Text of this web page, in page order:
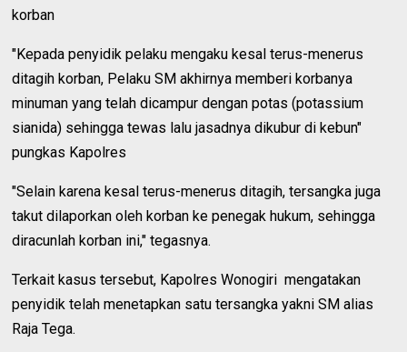
korban
"Kepada penyidik pelaku mengaku kesal terus-menerus
ditagih korban, Pelaku SM akhirnya memberi korbanya
minuman yang telah dicampur dengan potas (potassium
sianida) sehingga tewas lalu jasadnya dikubur di kebun"
pungkas Kapolres
"Selain karena kesal terus-menerus ditagih, tersangka juga
takut dilaporkan oleh korban ke penegak hukum, sehingga
diracunlah korban ini," tegasnya.
Terkait kasus tersebut, Kapolres Wonogiri mengatakan
penyidik telah menetapkan satu tersangka yakni SM alias
Raja Tega.